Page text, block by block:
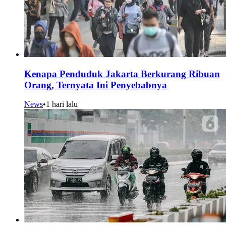
Kenapa Penduduk Jakarta Berkurang Ribuan
Orang, Ternyata Ini Penyebabnya
News•1 hari lalu